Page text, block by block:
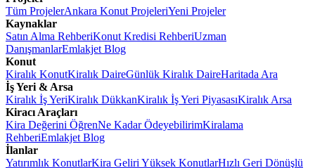
Tüm ProjelerAnkara Konut ProjeleriYeni Projeler
Kaynaklar
Satın Alma RehberiKonut Kredisi RehberiUzman
DanışmanlarEmlakjet Blog
Konut
Kiralık KonutKiralık DaireGünlük Kiralık DaireHaritada Ara
İş Yeri & Arsa
Kiralık İş YeriKiralık DükkanKiralık İş Yeri PiyasasıKiralık Arsa
Kiracı Araçları
Kira Değerini ÖğrenNe Kadar ÖdeyebilirimKiralama
RehberiEmlakjet Blog
İlanlar
Yatırımlık KonutlarKira Geliri Yüksek KonutlarHızlı Geri Dönüşlü